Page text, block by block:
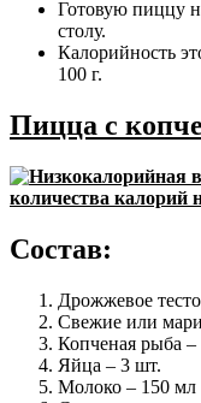
Готовую пиццу
столу.
Калорийность
100 г.
Пицца с
Состав:
Дрожжевое
Свежие или
Копченая рыба –
Яйца – 3 шт.
Молоко – 150 мл